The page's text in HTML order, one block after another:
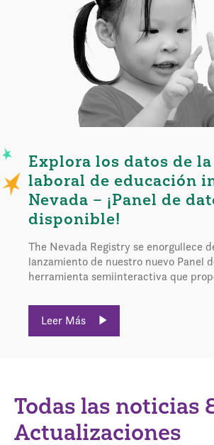
Explora los datos de
laboral de educación
Nevada – ¡Panel de
disponible!
The Nevada Registry se enorgullece
lanzamiento de nuestro nuevo Panel
herramienta semiinteractiva que
Leer Más
Todas las noticias
Actualizaciones